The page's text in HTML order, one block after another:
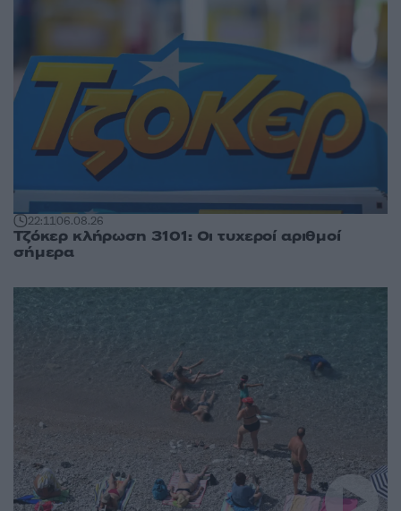
22:1106.08.26
Τζόκερ κλήρωση 3101: Οι τυχεροί αριθμοί
σήμερα